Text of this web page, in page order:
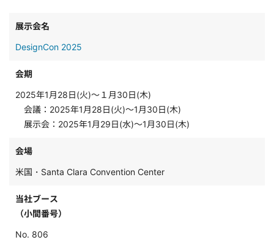
展示会名
DesignCon 2025
会期
2025年1月28日(火)～１月30日(木)
会議：2025年1月28日(火)～1月30日(木)
展示会：2025年1月29日(水)～1月30日(木)
会場
米国・Santa Clara Convention Center
当社ブース
（小間番号）
No. 806